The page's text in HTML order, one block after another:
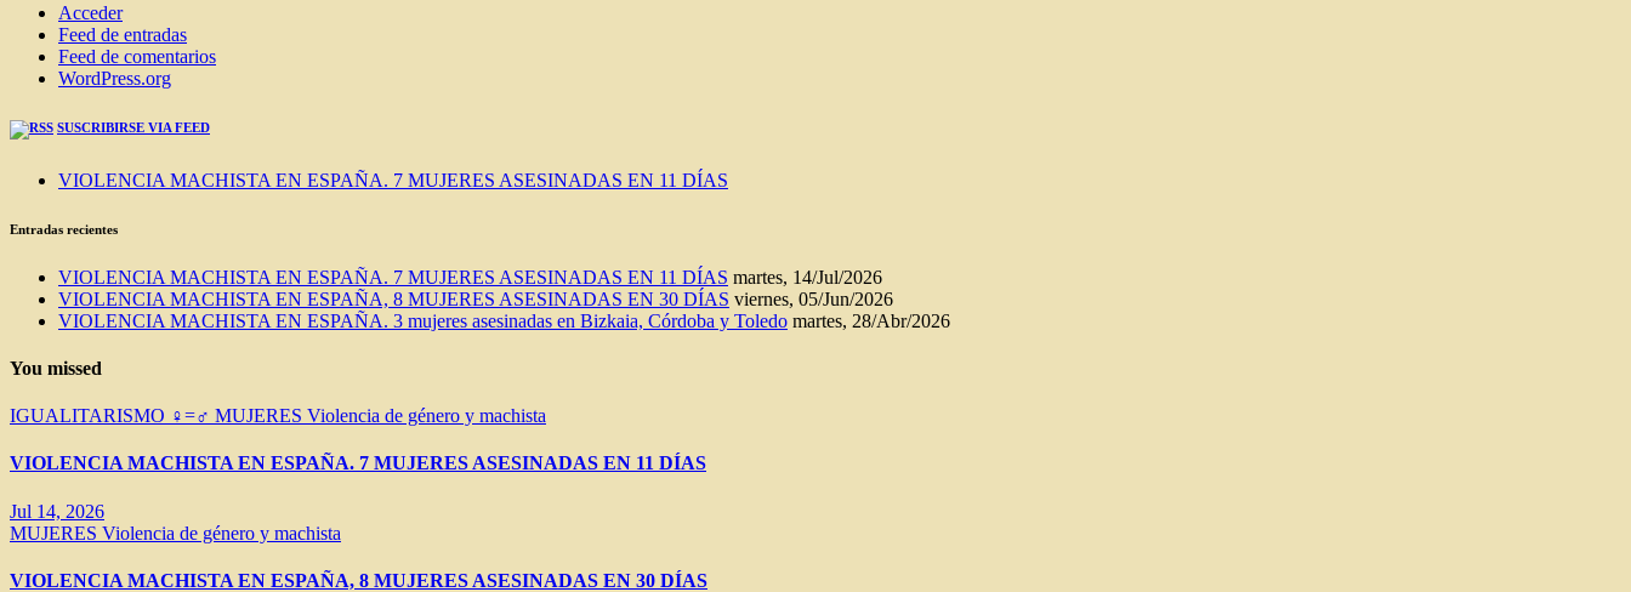
Acceder
Feed de entradas
Feed de comentarios
WordPress.org
SUSCRIBIRSE VIA FEED
VIOLENCIA MACHISTA EN ESPAÑA. 7 MUJERES ASESINADAS EN 11 DÍAS
Entradas recientes
VIOLENCIA MACHISTA EN ESPAÑA. 7 MUJERES ASESINADAS EN 11 DÍAS martes, 14/Jul/2026
VIOLENCIA MACHISTA EN ESPAÑA, 8 MUJERES ASESINADAS EN 30 DÍAS viernes, 05/Jun/2026
VIOLENCIA MACHISTA EN ESPAÑA. 3 mujeres asesinadas en Bizkaia, Córdoba y Toledo martes, 28/Abr/2026
You missed
IGUALITARISMO ♀=♂ MUJERES Violencia de género y machista
VIOLENCIA MACHISTA EN ESPAÑA. 7 MUJERES ASESINADAS EN 11 DÍAS
Jul 14, 2026
MUJERES Violencia de género y machista
VIOLENCIA MACHISTA EN ESPAÑA, 8 MUJERES ASESINADAS EN 30 DÍAS